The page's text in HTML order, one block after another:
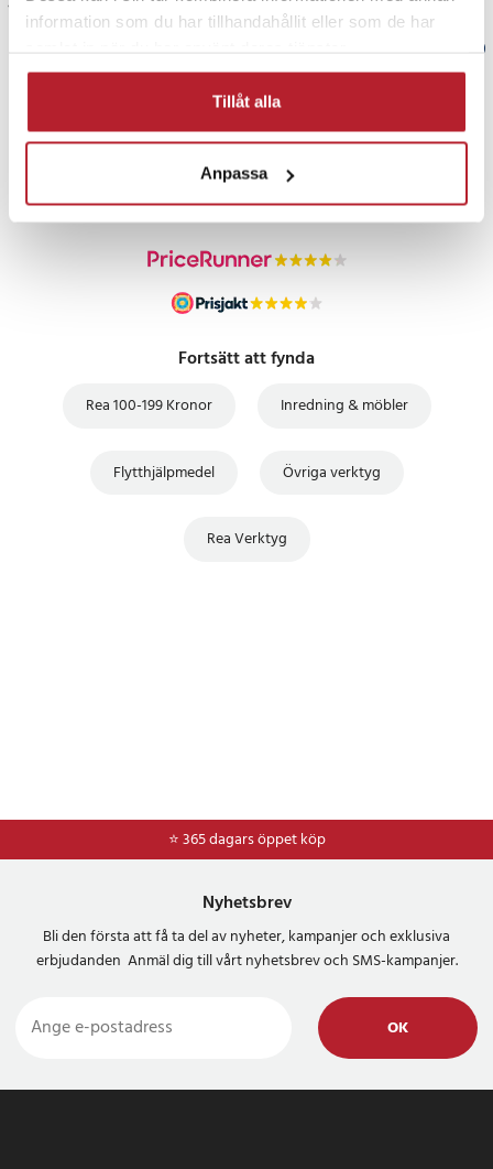
information som du har tillhandahållit eller som de har
Tillåt alla
Anpassa
Visa fler recensioner
PRISGARANTI
UTFÖRSÄLJNING
Fortsätt att fynda
Rea 100-199 Kronor Inredning & möbler
Flytthjälpmedel Övriga verktyg
Rea Verktyg
⭐ 365 dagars öppet köp
Nyhetsbrev
Bli den första att få ta del av nyheter, kampanjer och exklusiva
erbjudanden Anmäl dig till vårt nyhetsbrev och SMS-kampanjer.
OK